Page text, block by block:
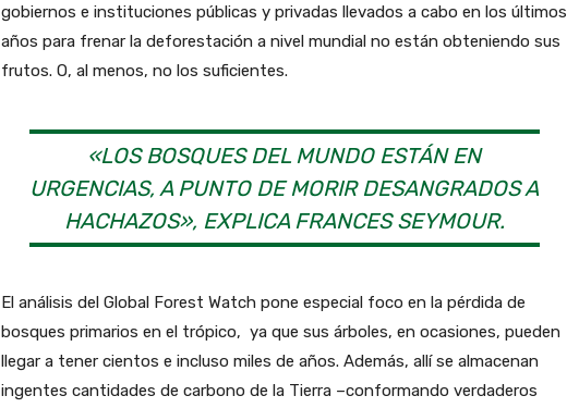
gobiernos e instituciones públicas y privadas llevados a cabo en los últimos
años para frenar la deforestación a nivel mundial no están obteniendo sus
frutos. O, al menos, no los suficientes.
«LOS BOSQUES DEL MUNDO ESTÁN EN
URGENCIAS, A PUNTO DE MORIR DESANGRADOS A
HACHAZOS», EXPLICA FRANCES SEYMOUR.
El análisis del Global Forest Watch pone especial foco en la pérdida de
bosques primarios en el trópico, ya que sus árboles, en ocasiones, pueden
llegar a tener cientos e incluso miles de años. Además, allí se almacenan
ingentes cantidades de carbono de la Tierra –conformando verdaderos